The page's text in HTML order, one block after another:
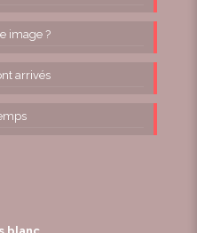
image ?
arrivés